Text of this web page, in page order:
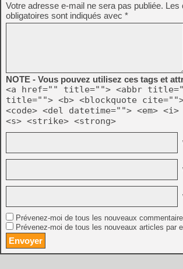
Votre adresse e-mail ne sera pas publiée. Les
obligatoires sont indiqués avec *
NOTE - Vous pouvez utilisez ces tags et
<a href="" title=""> <abbr
title=""> <b> <blockquote
<code> <del datetime=""> <em>
<s> <strike> <strong>
Prévenez-moi de tous les nouveaux
Prévenez-moi de tous les nouveaux articles par